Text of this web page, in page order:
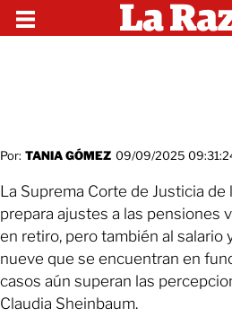
Por: TANIA GÓMEZ 09/09/2025
La Suprema Corte de Justicia de
prepara ajustes a las pensiones
en retiro, pero también al salario
nueve que se encuentran en
casos aún superan las
Claudia Sheinbaum.